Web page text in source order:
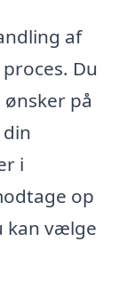
af
Du
på
i
op
kan vælge